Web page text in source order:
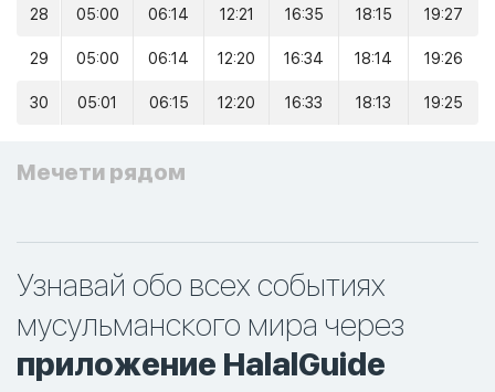
28 05:00 06:14 12:21 16:35 18:15 19:27
29 05:00 06:14 12:20 16:34 18:14 19:26
30 05:01 06:15 12:20 16:33 18:13 19:25
Мечети рядом
Узнавай обо всех событиях
мусульманского мира через
приложение HalalGuide